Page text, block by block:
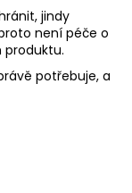
jindy
není péče o
produktu.
potřebuje, a